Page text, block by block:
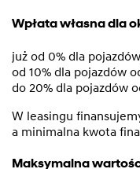
Wpłata własna dla
już od 0% dla
od 10% dla pojazdów
do 20% dla pojazdów
W leasingu
a minimalna kwota
Maksymalna